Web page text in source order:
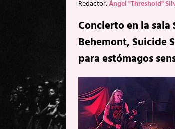
Redactor:Ángel "Threshold"
Concierto en la
Behemont, Suicide
para estómagos